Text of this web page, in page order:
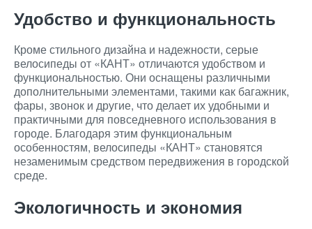
Удобство и функциональность
Кроме стильного дизайна и надежности, серые
велосипеды от «КАНТ» отличаются удобством и
функциональностью. Они оснащены различными
дополнительными элементами, такими как багажник,
фары, звонок и другие, что делает их удобными и
практичными для повседневного использования в
городе. Благодаря этим функциональным
особенностям, велосипеды «КАНТ» становятся
незаменимым средством передвижения в городской
среде.
Экологичность и экономия